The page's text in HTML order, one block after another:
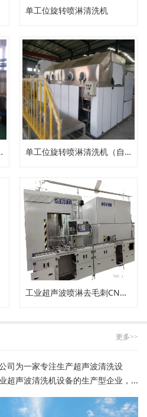
单工位旋转喷淋清洗机
清洗机 单工位旋转喷淋清洗机（自动压力清洗机）
工业超声波喷淋去毛刺CNC高压清洗机
更多>>
司为一家专注生产超声波清洗设
超声波清洗机设备的生产型企业，...